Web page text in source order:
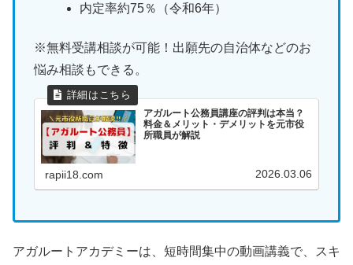
内定率約75％（令和6年）
※無料受講相談が可能！出願先の自治体などのお
悩み相談もできる。
アガルート公務員講座の評判は本当？
料金＆メリット・デメリットを元市役
所職員が解説
rapii18.com 2026.03.06
アガルートアカデミーは、短時間集中の動画講義で、スキ